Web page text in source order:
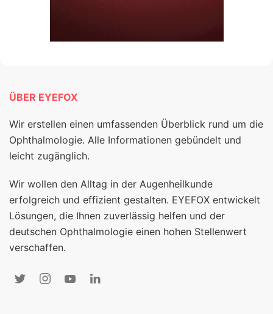
ÜBER EYEFOX
Wir erstellen einen umfassenden Überblick rund um die
Ophthalmologie. Alle Informationen gebündelt und
leicht zugänglich.
Wir wollen den Alltag in der Augenheilkunde
erfolgreich und effizient gestalten. EYEFOX entwickelt
Lösungen, die Ihnen zuverlässig helfen und der
deutschen Ophthalmologie einen hohen Stellenwert
verschaffen.